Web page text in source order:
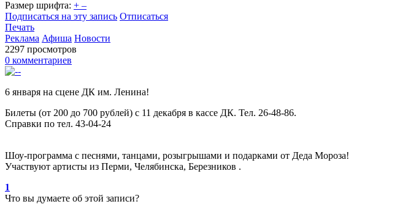
Размер шрифта: + –
Подписаться на эту запись Отписаться
Печать
Реклама Афиша Новости
2297 просмотров
0 комментариев
6 января на сцене ДК им. Ленина!
Билеты (от 200 до 700 рублей) с 11 декабря в кассе ДК. Тел. 26-48-86.
Справки по тел. 43-04-24
Шоу-программа с песнями, танцами, розыгрышами и подарками от Деда Мороза!
Участвуют артисты из Перми, Челябинска, Березников .
1
Что вы думаете об этой записи?